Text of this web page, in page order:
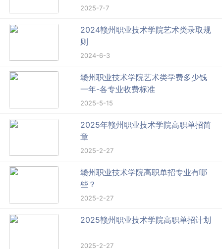
2025-7-7
2024赣州职业技术学院艺术类录取规
则
2024-6-3
赣州职业技术学院艺术类学费多少钱
一年-各专业收费标准
2025-5-15
2025年赣州职业技术学院高职单招简
章
2025-2-27
赣州职业技术学院高职单招专业有哪
些？
2025-2-27
2025赣州职业技术学院高职单招计划
2025-2-27